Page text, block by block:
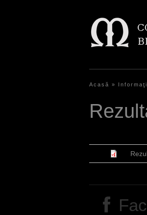
ş
i
a
Acasă »